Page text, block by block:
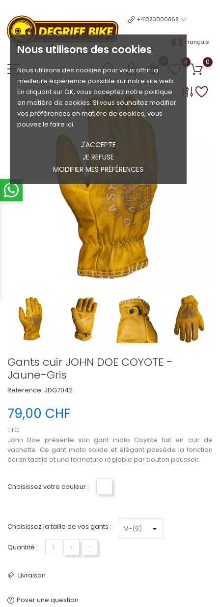
Nous utilisons des cookies
Nous utilisons des cookies pour vous offrir la
meilleure expérience possible sur notre site web.
En cliquant sur OK, vous acceptez notre politique
en matière de cookies. Si vous souhaitez modifier
vos préférences en matière de cookies, vous
pouvez le faire ici.
J'ACCEPTE
JE REFUSE
MODIFIER MES PRÉFÉRENCES
+41223000868
Français
0 0
Gants cuir JOHN DOE COYOTE -
Jaune-Gris
Reference: JDG7042
79,00 CHF
TTC
John Doe présente son gant moto Coyotefait en cuir de
vachette. Ce gant moto solide et élégant possède la fonction
écran tactile et une fermeture réglable par bouton poussoir.
Choisissez votre couleur :
Choisissez la taille de vos gants :
Quantité : + −
Livraison
Poser une question